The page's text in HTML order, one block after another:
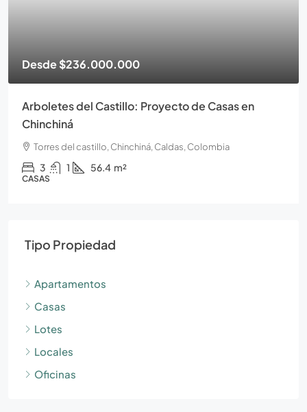
Desde$236.000.000
Arboletes del Castillo: Proyecto de Casas en
Chinchiná
Torres del castillo, Chinchiná, Caldas, Colombia
3 1 56.4 m²
CASAS
Tipo Propiedad
Apartamentos
Casas
Lotes
Locales
Oficinas